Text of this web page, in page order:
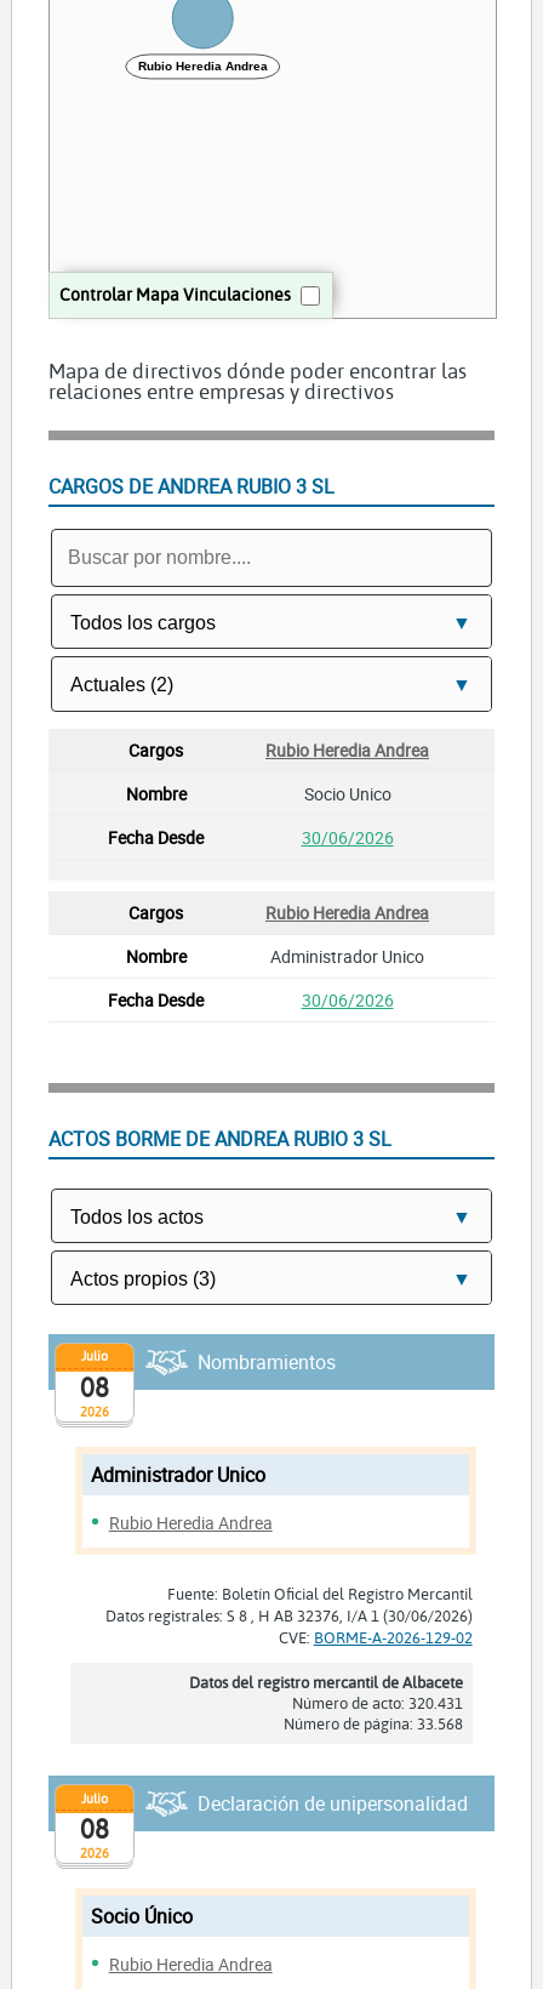
Controlar Mapa Vinculaciones
Rubio Heredia Andrea
Mapa de directivos dónde poder encontrar las
relaciones entre empresas y directivos
CARGOS DE ANDREA RUBIO 3 SL
Rubio Heredia Andrea
Socio Unico
30/06/2026
Rubio Heredia Andrea
Administrador Unico
30/06/2026
ACTOS BORME DE ANDREA RUBIO 3 SL
2026
Julio
08
Nombramientos
Administrador Unico
Rubio Heredia Andrea
Fuente: Boletín Oficial del Registro Mercantil
Datos registrales: S 8 , H AB 32376, I/A 1 (30/06/2026)
CVE: BORME-A-2026-129-02
Datos del registro mercantil de Albacete
Número de acto: 320.431
Número de página: 33.568
2026
Julio
08
Declaración de unipersonalidad
Socio Único
Rubio Heredia Andrea